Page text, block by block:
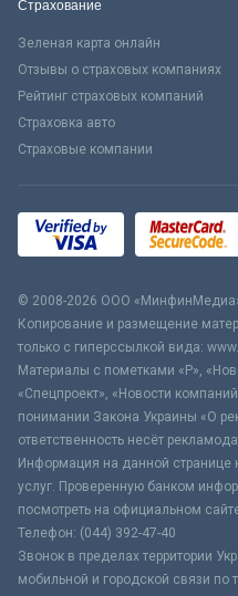
Страхование
Зеленая карта онлайн
Отзывы о страховых компаниях
Рейтинг страховых компаний
Страховка авто
Страховые компании
© 2008-2026 ООО
Копирование и размещение
только с гиперссылкой вида:
Материалы с пометками «Р»,
«Спецпроект», «Новости
понимании Закона Украины «О
ответственность несёт
Информация на данной странице
услуг. Проверенную банком
посмотреть на официальном
Телефон: (044) 392-47-40
Звонок в пределах территории
мобильной и городской связи по